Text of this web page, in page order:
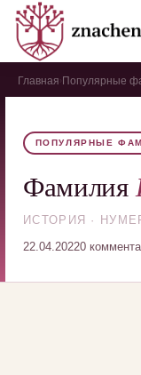
Главная Популярные
ПОПУЛЯРНЫЕ
Фамилия
ИСТОРИЯ ·
22.04.20220